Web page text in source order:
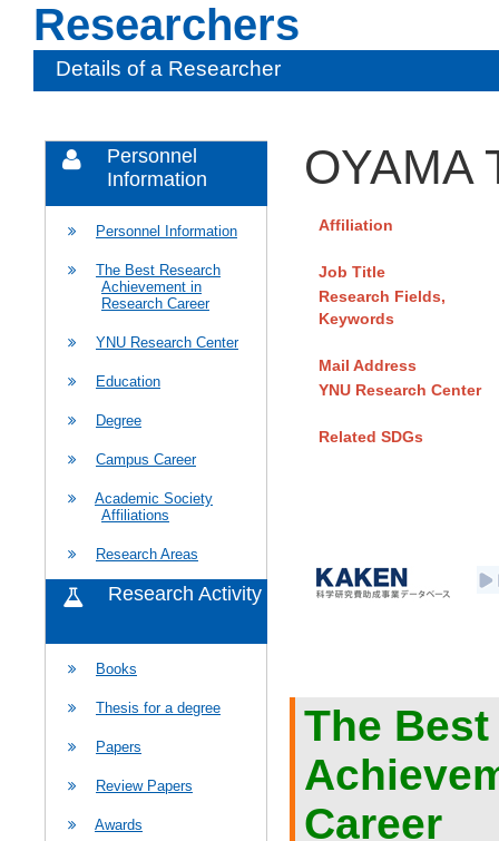
Researchers
Details of a Researcher
Personnel
Information
Personnel Information
The Best Research
Achievement in
Research Career
YNU Research Center
Education
Degree
Campus Career
Academic Society
Affiliations
Research Areas
Research Activity
Books
Thesis for a degree
Papers
Review Papers
Awards
OYAMA
Affiliation
Job Title
Research Fields,
Keywords
Mail Address
YNU Research Center
Related SDGs
The
Career